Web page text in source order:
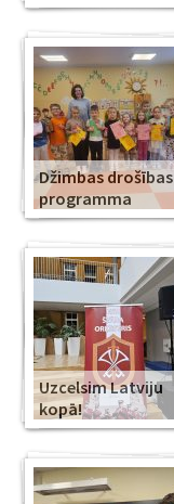
Džimbas drošības
programma
Uzcelsim Latviju
kopā!